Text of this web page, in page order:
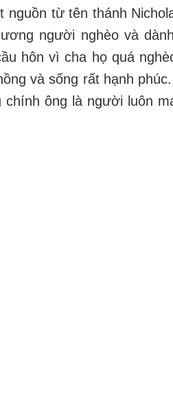
nguồn từ tên thánh
người nghèo và
hôn vì cha họ quá
và sống rất hạnh
ông là người luôn